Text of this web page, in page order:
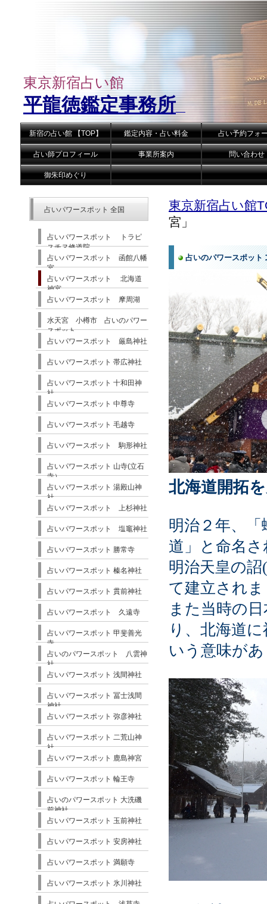
東京新宿占い館
平龍徳鑑定事務所
新宿の占い館 【TOP】 鑑定内容・占い料金 占い予約フォ
占い師プロフィール 事業所案内 問い合わせ
御朱印めぐり
東京新宿占い館
宮」
占いのパワースポット
北海道開拓
明治２年、
道」と命名
明治天皇の
て建立され
また当時の
り、北海道
いう意味が
占いパワースポット 全国
占いパワースポット トラピ
スチヌ修道院
占いパワースポット 函館八幡
宮
占いパワースポット 北海道
神宮
占いパワースポット 摩周湖
水天宮 小樽市 占いのパワー
スポット
占いパワースポット 厳島神社
占いパワースポット 帯広神社
占いパワースポット 十和田神
社
占いパワースポット 中尊寺
占いパワースポット 毛越寺
占いパワースポット 駒形神社
占いパワースポット 山寺(立石
寺）
占いパワースポット 湯殿山神
社
占いパワースポット 上杉神社
占いパワースポット 塩竈神社
占いパワースポット 勝常寺
占いパワースポット 榛名神社
占いパワースポット 貫前神社
占いパワースポット 久遠寺
占いパワースポット 甲斐善光
寺
占いのパワースポット 八雲神
社
占いパワースポット 浅間神社
占いパワースポット 冨士浅間
神社
占いパワースポット 弥彦神社
占いパワースポット 二荒山神
社
占いパワースポット 鹿島神宮
占いパワースポット 輪王寺
占いのパワースポット 大洗磯
前神社
占いパワースポット 玉前神社
占いパワースポット 安房神社
占いパワースポット 満願寺
占いパワースポット 氷川神社